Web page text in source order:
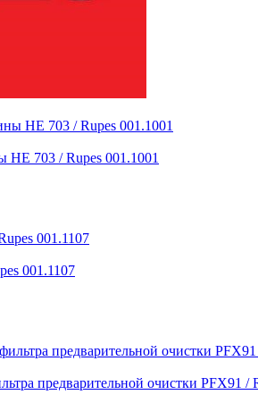
HE 703 / Rupes 001.1001
001.1107
предварительной очистки PFX91 /